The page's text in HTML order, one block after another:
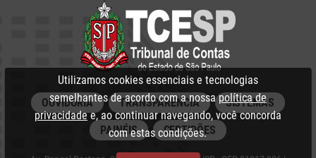
OUVIDORIA TRANSPARÊNCIA SISTEMAS
PAINÉIS CERTIDÕES
Utilizamos cookies essenciais e tecnologias
semelhantes de acordo com a nossapolítica de
privacidadee, ao continuar navegando, você concorda
com estas condições.